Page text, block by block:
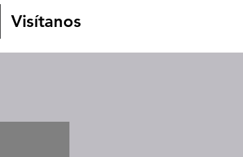
Visítanos